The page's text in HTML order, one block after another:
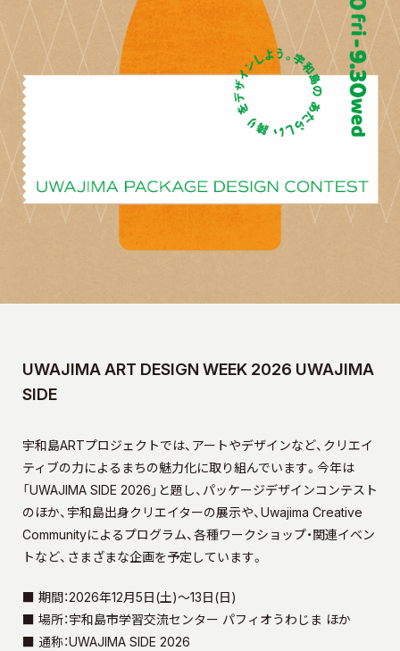
UWAJIMA ART DESIGN WEEK 2026 UWAJIMA
SIDE
宇和島ARTプロジェクトでは、アートやデザインなど、クリエイ
ティブの力によるまちの魅力化に取り組んでいます。今年は
「UWAJIMA SIDE 2026」と題し、パッケージデザインコンテスト
のほか、宇和島出身クリエイターの展示や、Uwajima Creative
Communityによるプログラム、各種ワークショップ・関連イベン
トなど、さまざまな企画を予定しています。
■ 期間：2026年12月5日(土)～13日(日)
■ 場所：宇和島市学習交流センター パフィオうわじま ほか
■ 通称：UWAJIMA SIDE 2026